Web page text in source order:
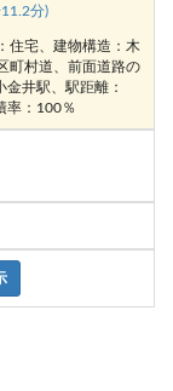
分)
住宅、建物構造：木
町村道、前面道路の
井駅、駅距離：
率：100％